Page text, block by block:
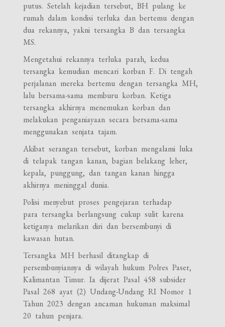
putus. Setelah kejadian tersebut, BH pulang ke
rumah dalam kondisi terluka dan bertemu dengan
dua rekannya, yakni tersangka B dan tersangka
MS.
Mengetahui rekannya terluka parah, kedua
tersangka kemudian mencari korban F. Di tengah
perjalanan mereka bertemu dengan tersangka MH,
lalu bersama-sama memburu korban. Ketiga
tersangka akhirnya menemukan korban dan
melakukan penganiayaan secara bersama-sama
menggunakan senjata tajam.
Akibat serangan tersebut, korban mengalami luka
di telapak tangan kanan, bagian belakang leher,
kepala, punggung, dan tangan kanan hingga
akhirnya meninggal dunia.
Polisi menyebut proses pengejaran terhadap
para tersangka berlangsung cukup sulit karena
ketiganya melarikan diri dan bersembunyi di
kawasan hutan.
Tersangka MH berhasil ditangkap di
persembunyiannya di wilayah hukum Polres Paser,
Kalimantan Timur. Ia dijerat Pasal 458 subsider
Pasal 268 ayat (2) Undang-Undang RI Nomor 1
Tahun 2023 dengan ancaman hukuman maksimal
20 tahun penjara.